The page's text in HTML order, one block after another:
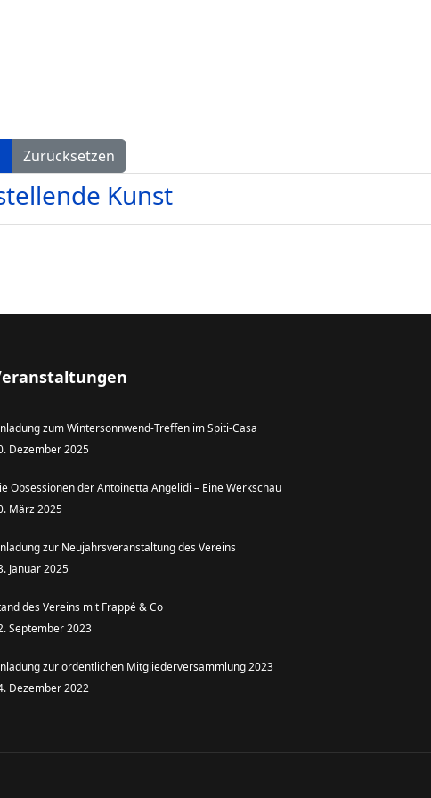
Zurücksetzen
Kunst
zum Wintersonnwend-Treffen im Spiti-Casa
Dezember 2025
Obsessionen der Antoinetta Angelidi – Eine Werkschau
März 2025
zur Neujahrsveranstaltung des Vereins
Januar 2025
des Vereins mit Frappé & Co
September 2023
zur ordentlichen Mitgliederversammlung 2023
Dezember 2022